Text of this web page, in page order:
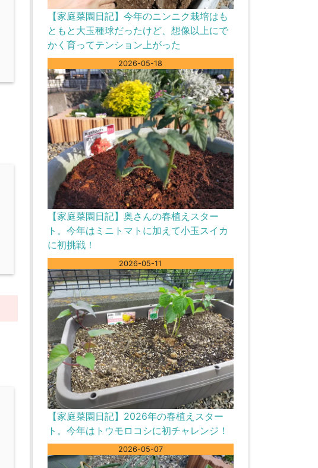
【家庭菜園日記】今年のニンニク栽培はも
ともと大玉種球だったけど、想像以上にで
かく育ってテンション上がった
2026-05-18
【家庭菜園日記】奥さんの春植えスター
ト。今年はミニトマトに加えて小玉スイカ
に初挑戦！
2026-05-11
【家庭菜園日記】2026年の春植えスター
ト。今年はトウモロコシに初チャレンジ！
2026-05-07